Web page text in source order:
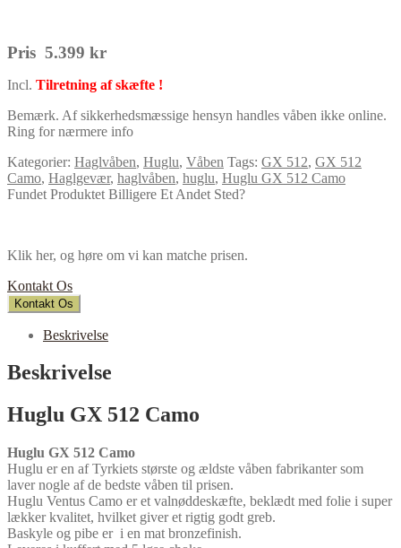
Pris 5.399 kr
Incl. Tilretning af skæfte !
Bemærk. Af sikkerhedsmæssige hensyn handles våben ikke online.
Ring for nærmere info
Kategorier: Haglvåben, Huglu, Våben Tags: GX 512, GX 512
Camo, Haglgevær, haglvåben, huglu, Huglu GX 512 Camo
Fundet Produktet Billigere Et Andet Sted?
Klik her, og høre om vi kan matche prisen.
Kontakt Os
Kontakt Os
Beskrivelse
Beskrivelse
Huglu GX 512 Camo
Huglu GX 512 Camo
Huglu er en af Tyrkiets største og ældste våben fabrikanter som
laver nogle af de bedste våben til prisen.
Huglu Ventus Camo er et valnøddeskæfte, beklædt med folie i super
lækker kvalitet, hvilket giver et rigtig godt greb.
Baskyle og pibe er i en mat bronzefinish.